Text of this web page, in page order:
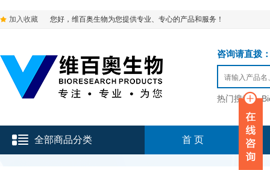
加入收藏 您好，维百奥生物为您提供专业、专心的产品和服务！
咨询请直拨
热门搜索：
全部商品分类 首 页